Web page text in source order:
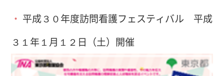
平成３０年度訪問看護フェスティバル 平成
３１年１月１２日（土）開催